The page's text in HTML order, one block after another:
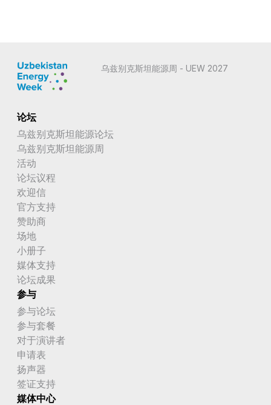
乌兹别克斯坦能源周 - UEW 2027
论坛
乌兹别克斯坦能源论坛
乌兹别克斯坦能源周
活动
论坛议程
欢迎信
官方支持
赞助商
场地
小册子
媒体支持
论坛成果
参与
参与论坛
参与套餐
对于演讲者
申请表
扬声器
签证支持
媒体中心